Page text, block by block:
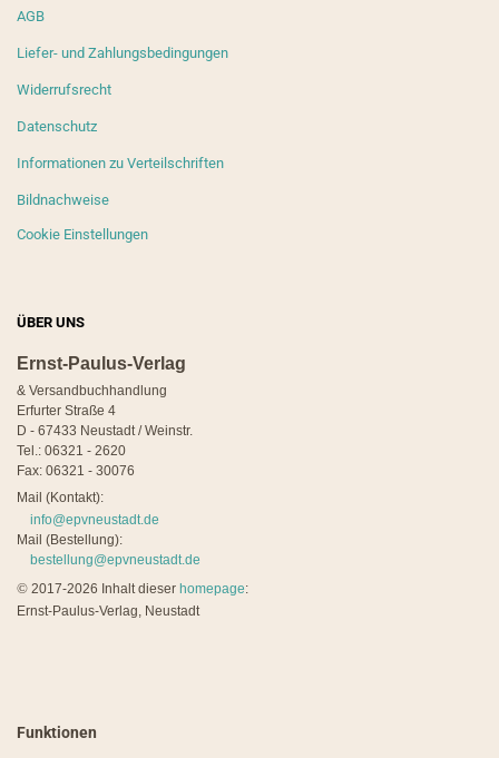
AGB
Liefer- und Zahlungsbedingungen
Widerrufsrecht
Datenschutz
Informationen zu Verteilschriften
Bildnachweise
Cookie Einstellungen
ÜBER UNS
Ernst-Paulus-Verlag
& Versandbuchhandlung
Erfurter Straße 4
D - 67433 Neustadt / Weinstr.
Tel.: 06321 - 2620
Fax: 06321 - 30076
Mail (Kontakt):
info@epvneustadt.de
Mail (Bestellung):
bestellung@epvneustadt.de
© 2017-2026 Inhalt dieser homepage:
Ernst-Paulus-Verlag, Neustadt
Funktionen